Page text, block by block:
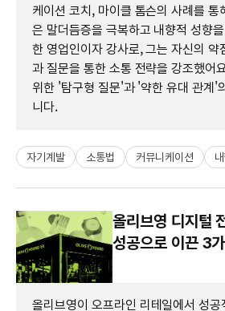
케이션 코치, 마이클 톰슨의 사례를 통
은 말더듬증을 극복하고 내향적 성향
한 영업인이자 강사로, 그는 자신의 약
과 질문을 통한 소통 전략을 강조했어
위한 '탐구형 질문'과 '약한 유대 관계'
니다.
자기계발 소통법 커뮤니케이션
올리브영 디지털
성공으로 이끈 3
올리브영이 오프라인 리테일에서 성